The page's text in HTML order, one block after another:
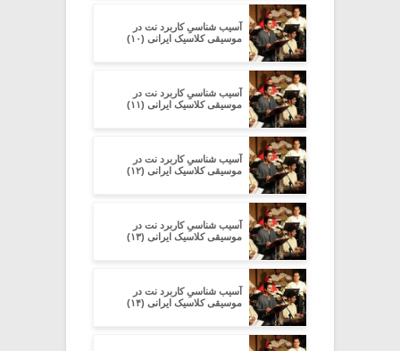
آسیب شناسیِ کاربرد نت در
موسیقی کلاسیک ایرانی (۱۰)
آسیب شناسیِ کاربرد نت در
موسیقی کلاسیک ایرانی (۱۱)
آسیب شناسیِ کاربرد نت در
موسیقی کلاسیک ایرانی (۱۲)
آسیب شناسیِ کاربرد نت در
موسیقی کلاسیک ایرانی (۱۳)
آسیب شناسیِ کاربرد نت در
موسیقی کلاسیک ایرانی (۱۴)